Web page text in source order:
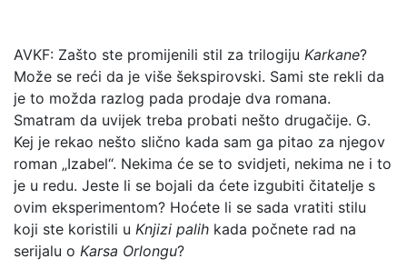
AVKF: Zašto ste promijenili stil za trilogiju Karkane?
Može se reći da je više šekspirovski. Sami ste rekli da
je to možda razlog pada prodaje dva romana.
Smatram da uvijek treba probati nešto drugačije. G.
Kej je rekao nešto slično kada sam ga pitao za njegov
roman „Izabel“. Nekima će se to svidjeti, nekima ne i to
je u redu. Jeste li se bojali da ćete izgubiti čitatelje s
ovim eksperimentom? Hoćete li se sada vratiti stilu
koji ste koristili u Knjizi palih kada počnete rad na
serijalu o Karsa Orlongu?